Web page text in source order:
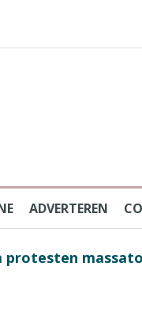
ADVERTEREN
protesten